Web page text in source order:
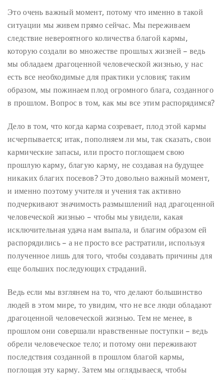
Это очень важный момент, потому что именно в такой
ситуации мы живем прямо сейчас. Мы переживаем
следствие невероятного количества благой кармы,
которую создали во множестве прошлых жизней – ведь
мы обладаем драгоценной человеческой жизнью, у нас
есть все необходимые для практики условия; таким
образом, мы пожинаем плод огромного блага, созданного
в прошлом. Вопрос в том, как мы все этим распорядимся?
Дело в том, что когда карма созревает, плод этой кармы
исчерпывается; итак, пополняем ли мы, так сказать, свои
кармические запасы, или просто поглощаем свою
прошлую карму, благую карму, не создавая на будущее
никаких благих посевов? Это довольно важный момент,
и именно поэтому учителя и учения так активно
подчеркивают значимость размышлений над драгоценной
человеческой жизнью – чтобы мы увидели, какая
исключительная удача нам выпала, и благим образом ей
распорядились – а не просто все растратили, используя
полученное лишь для того, чтобы создавать причины для
еще больших последующих страданий.
Ведь если мы взглянем на то, что делают большинство
людей в этом мире, то увидим, что не все люди обладают
драгоценной человеческой жизнью. Тем не менее, в
прошлом они совершали нравственные поступки – ведь
обрели человеческое тело; и потому они переживают
последствия созданной в прошлом благой кармы,
поглощая эту карму. Затем мы оглядываеся, чтобы